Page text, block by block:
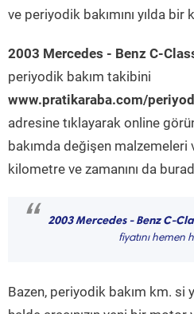
ve periyodik bakımını yılda bir
2003 Mercedes - Benz C-
periyodik bakım takibini
www.pratikaraba.com/
adresine tıklayarak online
bakımda değişen malzemeleri
kilometre ve zamanını da
“ 2003 Mercedes - Benz C-
fiyatını hemen
Bazen, periyodik bakım km. si